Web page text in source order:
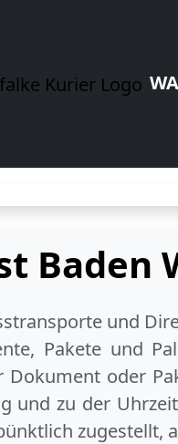
Baden
und
Pakete und
Dokument oder
und zu der
zugestellt,